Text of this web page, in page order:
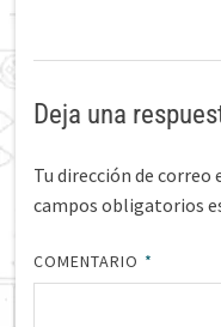
Deja una
Tu dirección de
campos obligatorios
COMENTARIO *